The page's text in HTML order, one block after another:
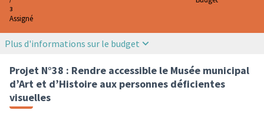
3
Assigné
Plus d'informations sur le budget
Projet N°38 : Rendre accessible le Musée municipal
d’Art et d’Histoire aux personnes déficientes
visuelles